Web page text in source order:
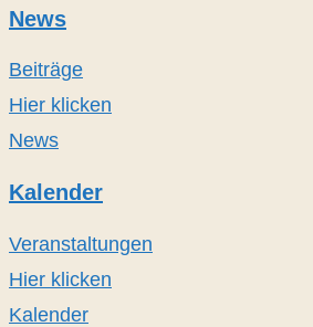
News
Beiträge
Hier klicken
News
Kalender
Veranstaltungen
Hier klicken
Kalender